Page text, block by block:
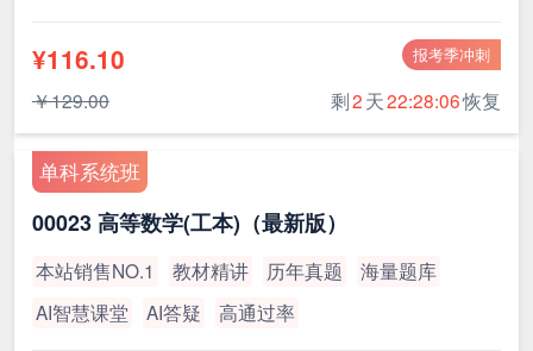
报考季冲刺
¥116.10
￥129.00 剩2天22:28:05恢复
单科系统班
00023 高等数学(工本)（最新版）
本站销售NO.1 教材精讲 历年真题
海量题库
AI智慧课堂
AI答疑 高通过率